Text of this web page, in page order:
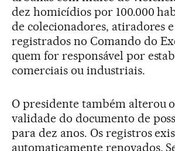
dez homicídios por 100.000
de colecionadores, atiradores
registrados no Comando do
quem for responsável por
comerciais ou industriais.
O presidente também alterou
validade do documento de
para dez anos. Os registros
automaticamente renovados.